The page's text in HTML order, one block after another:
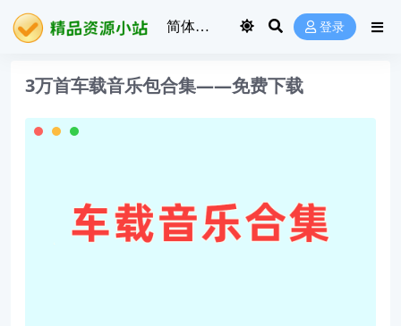
登录
3万首车载音乐包合集——免费下载